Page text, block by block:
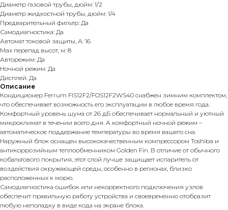
Диаметр газовой трубы, дюйм: 1/2
Диаметр жидкостной трубы, дюйм: 1/4
Предварительный фильтр: Да
Самодиагностика: Да
Автомат токовой защиты, А: 16
Max перепад высот, м: 8
Авторежим: Да
Ночной режим: Да
Дисплей: Да
Описание
Кондиционер Ferrum FIS12F2/FOS12F2WS40 снабжен зимним комплектом,
что обеспечивает возможность его эксплуатации в любое время года.
Комфортный уровень шума от 26 дБ обеспечивает нормальный и уютный
микроклимат в течении всего дня. А комфортный ночной режим –
автоматическое поддержание температуры во время вашего сна.
Наружный блок оснащен высококачественным компрессором Toshiba и
антикоррозийным теплообменником Golden Fin. В отличие от обычного
кобальтового покрытия, этот слой лучше защищает испаритель от
воздействия окружающей среды, особенно в регионах, близко
расположенных к морю.
Самодиагностика ошибок или некорректного подключения узлов
обеспечит правильную работу устройства и своевременно отобразит
любую неполадку в виде кода на экране блока.